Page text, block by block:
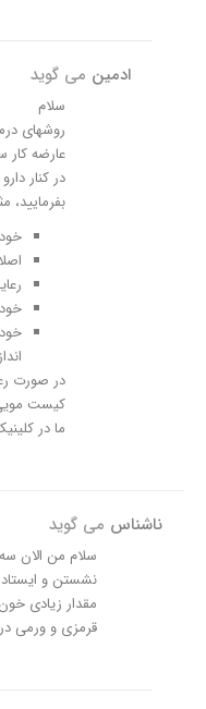
ادمین می گوید
سلام
روشهای
عارضه کار
در کنار
بفرمایید،
در صورت
کیست
ما در
ناشناس می گوید
سلام من الان سه
نشستن و
مقدار زیادی
قرمزی و ورمی در